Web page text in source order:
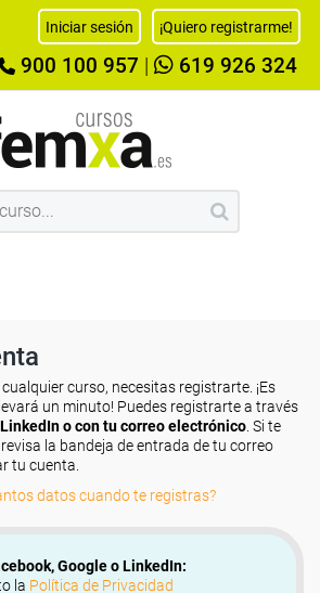
Iniciar sesión ¡Quiero registrarme!
900 100 957 619 926 324
curso, necesitas registrarte. ¡Es
un minuto! Puedes registrarte a través
o con tu correo electrónico . Si te
la bandeja de entrada de tu correo
tu cuenta.
datos cuando te registras?
Google o LinkedIn:
la Política de Privacidad